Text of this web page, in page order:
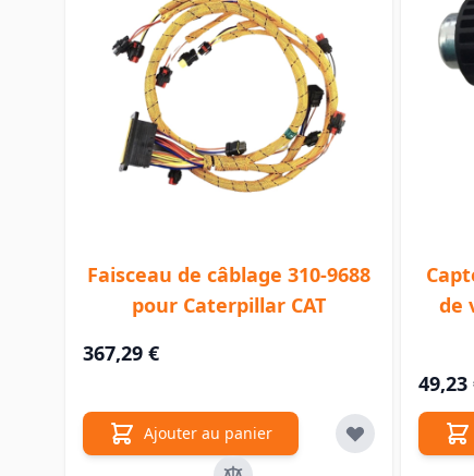
Faisceau de câblage 310-9688
pour Caterpillar CAT
367,29 €
Ajouter au panier
de
49,23